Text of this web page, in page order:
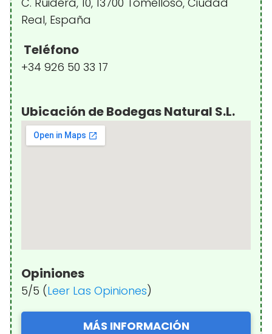
Real, España
Teléfono
+34 926 50 33 17
Ubicación de Bodegas Natural S.L.
Opiniones
5/5 (Leer Las Opiniones)
MÁS INFORMACIÓN